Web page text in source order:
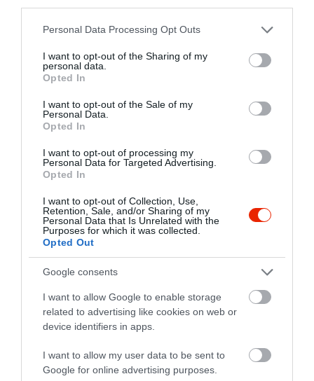
Please note that this website/app uses one or more Google
not limited to your visit or usage behaviour. You may click to
grant or deny consent to Google and its third-party tags to
use your data for below specified purposes in below Google
consent section.
Personal Data Processing Opt Outs
I want to opt-out of the Sharing of my
personal data.
Opted In
I want to opt-out of the Sale of my
Personal Data.
Opted In
I want to opt-out of processing my
Personal Data for Targeted Advertising.
Opted In
I want to opt-out of Collection, Use,
Retention, Sale, and/or Sharing of my
Personal Data that Is Unrelated with the
Purposes for which it was collected.
Opted Out
Google consents
I want to allow Google to enable storage
related to advertising like cookies on web or
device identifiers in apps.
I want to allow my user data to be sent to
Google for online advertising purposes.
Teke Söröző
$
Kocsma
Sörkert
4.0
Étterem
Olasz Étterem
Pizzéria
Cukrászda
Szilfa Vendéglő 2.0